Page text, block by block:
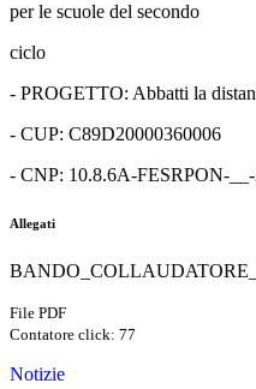
per le scuole del secondo
ciclo
- PROGETTO: Abbatti la
- CUP: C89D20000360006
- CNP: 10.8.6A-FESRPON-__-
Allegati
File PDF
Contatore click: 77
Notizie